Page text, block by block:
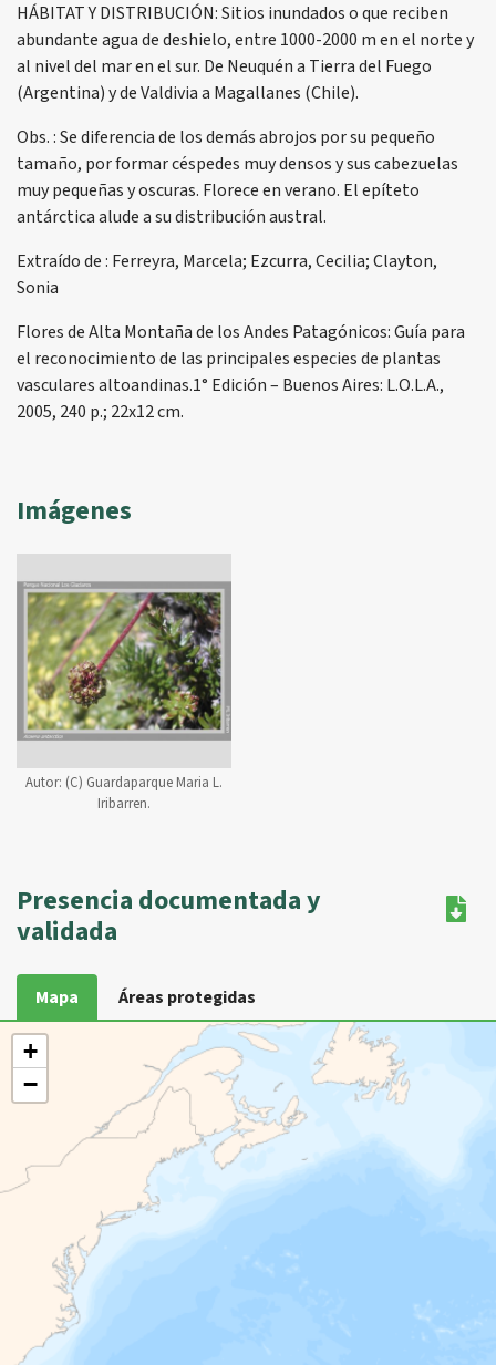
HÁBITAT Y DISTRIBUCIÓN: Sitios inundados o que reciben
abundante agua de deshielo, entre 1000-2000 m en el norte y
al nivel del mar en el sur. De Neuquén a Tierra del Fuego
(Argentina) y de Valdivia a Magallanes (Chile).
Obs. : Se diferencia de los demás abrojos por su pequeño
tamaño, por formar céspedes muy densos y sus cabezuelas
muy pequeñas y oscuras. Florece en verano. El epíteto
antárctica alude a su distribución austral.
Extraído de : Ferreyra, Marcela; Ezcurra, Cecilia; Clayton,
Sonia
Flores de Alta Montaña de los Andes Patagónicos: Guía para
el reconocimiento de las principales especies de plantas
vasculares altoandinas.1° Edición – Buenos Aires: L.O.L.A.,
2005, 240 p.; 22x12 cm.
Imágenes
Autor: (C) Guardaparque Maria L.
Iribarren.
Presencia documentada y
validada
Mapa Áreas protegidas
+
−